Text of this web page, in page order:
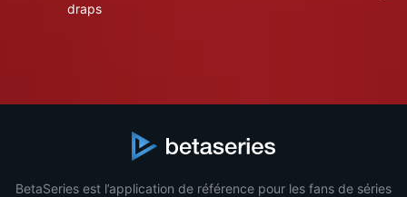
draps
BetaSeries est l’application de référence pour les fans de séries